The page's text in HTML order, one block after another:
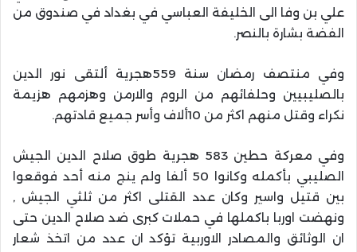
علي بن وفا الى الخليفة العباسي في بغداد في صندوق من
الفضة بشارة بالنصر.
وفي منتصف رمضان سنة 559هجرية ألتقى نور الدين
بالصليبيين وحلفائهم من الروم والارمن وهزمهم هزيمة
نكراء وقتل منهم اكثر من 10ألاف وأسر جميع قادتهم.
وفي معركة حطين 583 هجرية طوق صلاح الدين الجيش
الصليبي بأكمله وكانوا 50 ألفا ولم ينج منه أحد فوقعوا
بين قتيل واسير وكان عدد القتلى اكثر من ثلثي الجيش ,
ونهضت اوربا باكملها في حملات كبرى ضد صلاح الدين حتى
ان الوثائق والمصادر الاوربية تؤكد ان عدد من اتخذ شعار